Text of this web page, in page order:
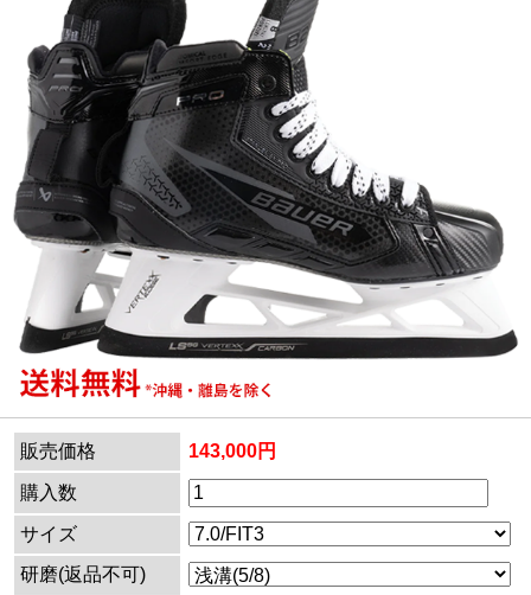
販売価格 143,000円
購入数
サイズ
研磨(返品不可)